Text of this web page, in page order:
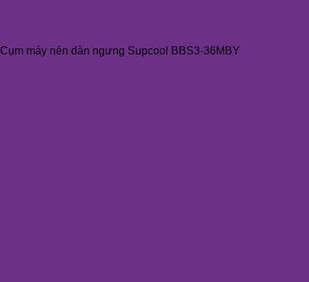
Cụm máy nén dàn ngưng Supcool BBS3-36MBY